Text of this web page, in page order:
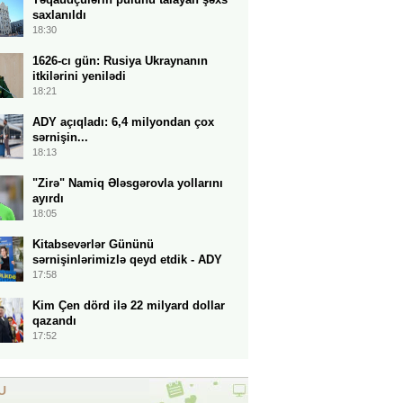
saxlanıldı
18:30
1626-cı gün: Rusiya Ukraynanın
itkilərini yenilədi
18:21
ADY açıqladı: 6,4 milyondan çox
sərnişin...
18:13
"Zirə" Namiq Ələsgərovla yollarını
ayırdı
18:05
Kitabsevərlər Gününü
sərnişinlərimizlə qeyd etdik - ADY
17:58
Kim Çen dörd ilə 22 milyard dollar
qazandı
17:52